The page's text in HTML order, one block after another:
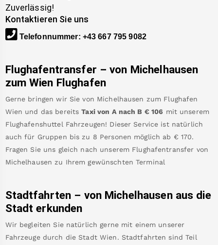
Zuverlässig!
Kontaktieren Sie uns
Telefonnummer: +43 667 795 9082
Flughafentransfer – von Michelhausen
zum Wien Flughafen
Gerne bringen wir Sie von Michelhausen zum Flughafen
Wien und das bereits Taxi von A nach B € 106 mit unserem
Flughafenshuttel Fahrzeugen! Dieser Service ist natürlich
auch für Gruppen bis zu 8 Personen möglich ab € 170.
Fragen Sie uns gleich nach unserem Flughafentransfer von
Michelhausen zu Ihrem gewünschten Terminal
Stadtfahrten – von Michelhausen aus die
Stadt erkunden
Wir begleiten Sie natürlich gerne mit einem unserer
Fahrzeuge durch die Stadt Wien. Stadtfahrten sind Teil